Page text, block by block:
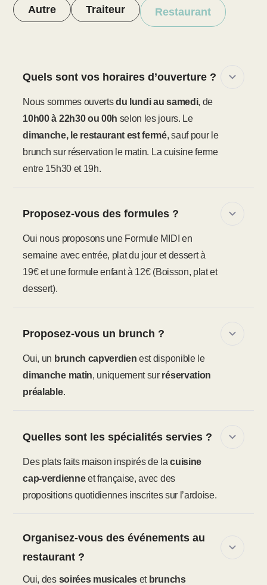
Restaurant
Traiteur
Autre
Quels sont vos horaires d’ouverture ?
Nous sommes ouvertsdu lundi au samedi, de
10h00 à 22h30 ou 00h selon les jours. Le
dimanche, le restaurant est fermé, sauf pour le
brunch sur réservation le matin. La cuisine ferme
entre 15h30 et 19h.
Proposez-vous des formules ?
Oui nous proposons une Formule MIDI en
semaine avec entrée, plat du jour et dessert à
19€ et une formule enfant à 12€ (Boisson, plat et
dessert).
Proposez-vous un brunch ?
Oui, un brunch capverdien est disponible le
dimanche matin, uniquement sur réservation
préalable.
Quelles sont les spécialités servies ?
Des plats faits maison inspirés de lacuisine
cap‑verdienneet française, avec des
propositions quotidiennes inscrites sur l’ardoise.
Organisez-vous des événements au
restaurant ?
Oui, des soirées musicales et brunchs